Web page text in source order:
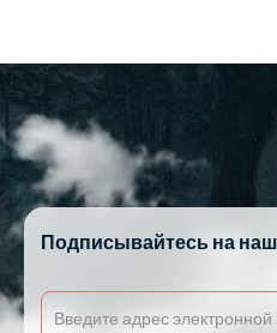
Подписывайтесь на